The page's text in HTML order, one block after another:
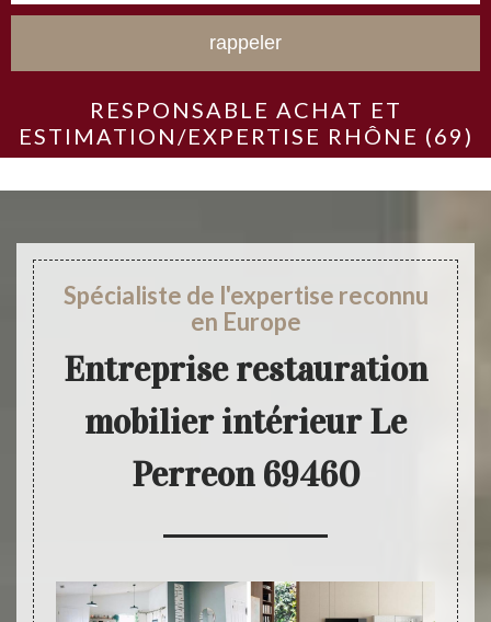
RESPONSABLE ACHAT ET
ESTIMATION/EXPERTISE RHÔNE (69)
Spécialiste de l'expertise reconnu
en Europe
Entreprise restauration
mobilier intérieur Le
Perreon 69460